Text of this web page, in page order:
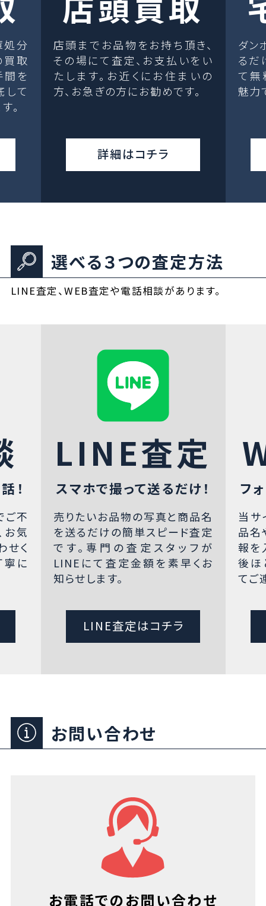
処分
取
間を
して
。
店頭までお品物をお持ち頂き、
その場にて査定、お支払いをい
たします。お近くにお住まいの
方、お急ぎの方にお勧めです。
詳細はコチラ
ダン
るだ
て無
魅力
選べる３つの査定方法
LINE査定、WEB査定や電話相談があります。
！
ご不
お気
せく
寧に
LINE査定
スマホで撮って送るだけ！
売りたいお品物の写真と商品名
を送るだけの簡単スピード査定
です。専門の査定スタッフが
LINEにて査定金額を素早くお
知らせします。
LINE査定はコチラ
フ
当サ
品名
報を
後ほ
てご
お問い合わせ
お電話でのお問い合わせ